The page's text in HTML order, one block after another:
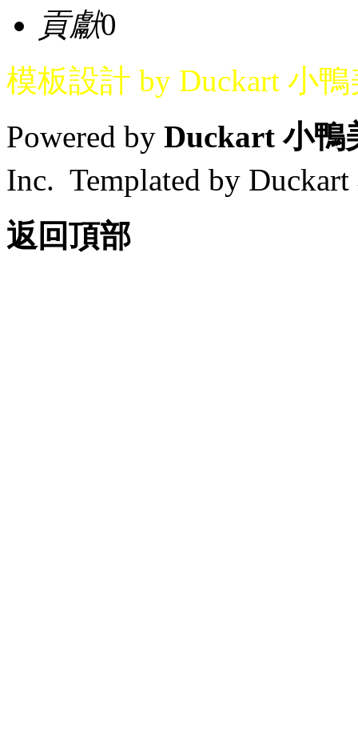
貢獻0
模板設計 by Duckart 小
Powered by Duckart 小鴨
Inc. Templated by
返回頂部